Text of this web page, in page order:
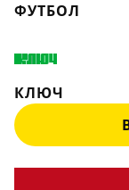
ФУТБОЛ
КЛЮЧ